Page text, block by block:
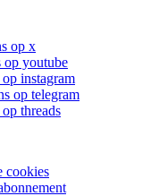
op x
op youtube
instagram
op telegram
threads
cookies